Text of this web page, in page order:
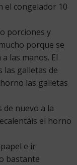
el congelador 10
porciones y
porque se
las manos. El
las galletas de
las galletas
de nuevo a la
el horno
e ir
bastante